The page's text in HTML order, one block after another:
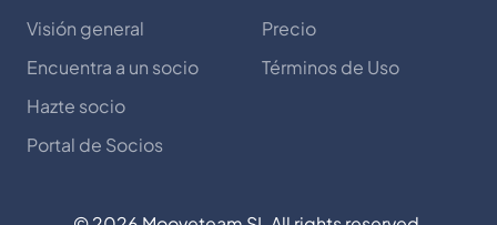
Visión general
Encuentra a un socio
Hazte socio
Portal de Socios
Precio
Términos de Uso